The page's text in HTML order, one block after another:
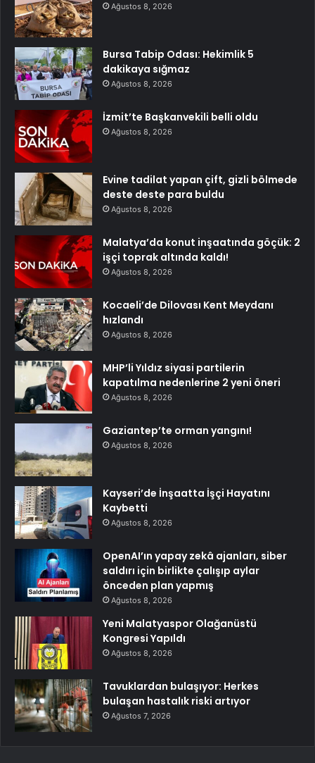
Ağustos 8, 2026
Bursa Tabip Odası: Hekimlik 5
dakikaya sığmaz
Ağustos 8, 2026
İzmit’te Başkanvekili belli oldu
Ağustos 8, 2026
Evine tadilat yapan çift, gizli bölmede
deste deste para buldu
Ağustos 8, 2026
Malatya’da konut inşaatında göçük: 2
işçi toprak altında kaldı!
Ağustos 8, 2026
Kocaeli’de Dilovası Kent Meydanı
hızlandı
Ağustos 8, 2026
MHP’li Yıldız siyasi partilerin
kapatılma nedenlerine 2 yeni öneri
Ağustos 8, 2026
Gaziantep’te orman yangını!
Ağustos 8, 2026
Kayseri’de İnşaatta İşçi Hayatını
Kaybetti
Ağustos 8, 2026
OpenAI’ın yapay zekâ ajanları, siber
saldırı için birlikte çalışıp aylar
önceden plan yapmış
Ağustos 8, 2026
Yeni Malatyaspor Olağanüstü
Kongresi Yapıldı
Ağustos 8, 2026
Tavuklardan bulaşıyor: Herkes
bulaşan hastalık riski artıyor
Ağustos 7, 2026